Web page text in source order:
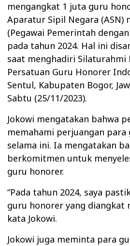
mengangkat 1 juta guru
Aparatur Sipil Negara (ASN)
(Pegawai Pemerintah
pada tahun 2024. Hal ini
saat menghadiri Silaturahmi
Persatuan Guru Honorer
Sentul, Kabupaten Bogor,
Sabtu (25/11/2023).
Jokowi mengatakan bahwa
memahami perjuangan
selama ini. Ia mengatakan
berkomitmen untuk
guru honorer.
“Pada tahun 2024, saya
guru honorer yang diangkat
kata Jokowi.
Jokowi juga meminta para